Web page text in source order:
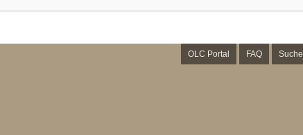
OLC Portal FAQ Suche